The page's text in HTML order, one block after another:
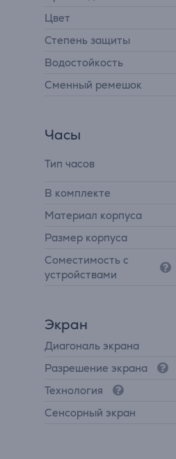
Цвет
Степень защиты
Водостойкость
Сменный ремешок
Часы
Тип часов
В комплекте
Материал корпуса
Размер корпуса
Соместимость с
устройствами
Экран
Диагональ экрана
Разрешение экрана
Технология
Cенсорный экран